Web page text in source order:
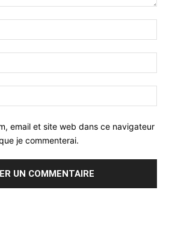
email et site web dans ce navigateur
je commenterai.